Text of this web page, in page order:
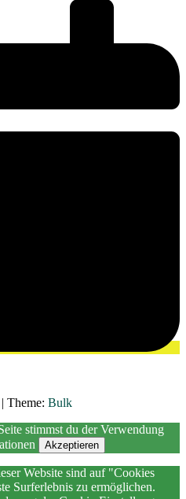
| Theme: Bulk
stimmst du der Verwendung
Akzeptieren
Website sind auf "Cookies
Surferlebnis zu ermöglichen.